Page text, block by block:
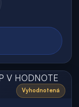
Vyhodnotená